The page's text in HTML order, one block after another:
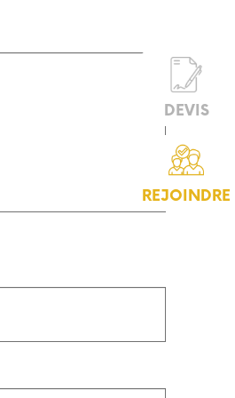
DEVIS
REJOINDRE